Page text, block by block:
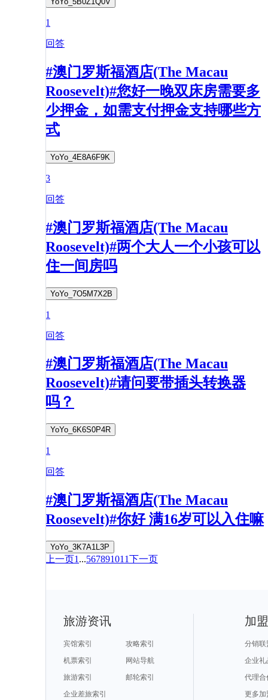
1
回答
#澳门罗斯福酒店(The Macau
Roosevelt)#您好一晚双床房需要多
少押金，如需支付押金支持哪些方
式
YoYo_4E8A6F9K
3
回答
#澳门罗斯福酒店(The Macau
Roosevelt)#两个大人一个小孩可以
住一间房吗
YoYo_7O5M7X2B
1
回答
#澳门罗斯福酒店(The Macau
Roosevelt)#请问要带插头转换器
吗？
YoYo_6K6S0P4R
1
回答
#澳门罗斯福酒店(The Macau
Roosevelt)#你好 满16岁可以入住嘛
YoYo_3K7A1L3P
上一页1 ...567891011下一页
旅游资讯
宾馆索引
攻略索引
机票索引
网站导航
旅游索引
邮轮索引
企业差旅索引
加
分销联
企业礼
代理合
更多加